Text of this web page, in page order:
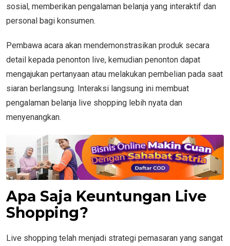
sosial, memberikan pengalaman belanja yang interaktif dan
personal bagi konsumen.
Pembawa acara akan mendemonstrasikan produk secara
detail kepada penonton live, kemudian penonton dapat
mengajukan pertanyaan atau melakukan pembelian pada saat
siaran berlangsung. Interaksi langsung ini membuat
pengalaman belanja live shopping lebih nyata dan
menyenangkan.
Apa Saja Keuntungan Live
Shopping?
Live shopping telah menjadi strategi pemasaran yang sangat